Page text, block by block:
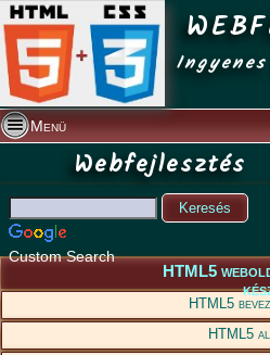
Menü
Webfejlesztés
Custom Search
HTML5
HTML5
HTML5